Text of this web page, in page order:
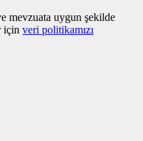
mevzuata uygun şekilde
için veri politikamızı